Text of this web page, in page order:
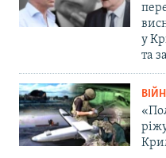
у
та